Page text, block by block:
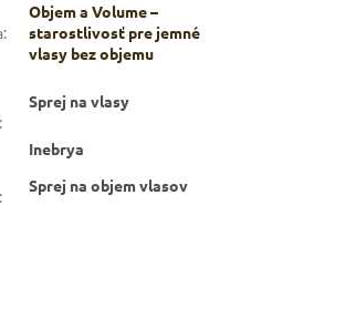
:
Objem a Volume –
starostlivosť pre jemné
vlasy bez objemu
:
Sprej na vlasy
Inebrya
:
Sprej na objem vlasov